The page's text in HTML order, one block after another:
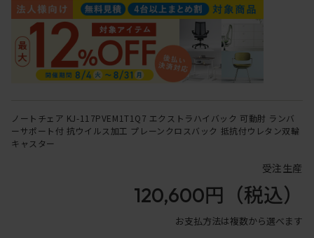
ノートチェア KJ-117PVEM1T1Q7 エクストラハイバック 可動肘 ランバ
ーサポート付 抗ウイルス加工 プレーンクロスバック 抵抗付ウレタン双輪
キャスター
受注生産
120,600円 （税込）
お支払方法は複数から選べます